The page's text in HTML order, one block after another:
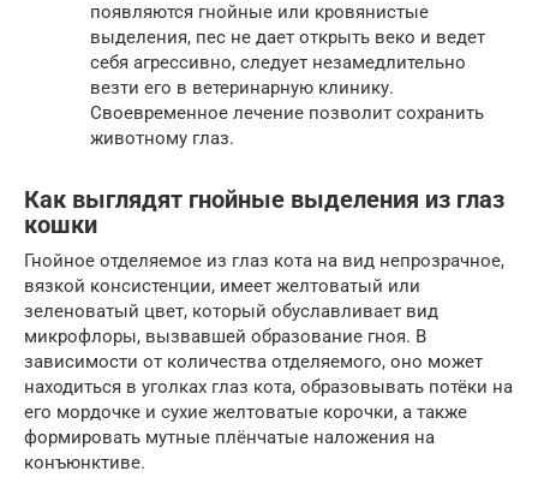
появляются гнойные или кровянистые
выделения, пес не дает открыть веко и ведет
себя агрессивно, следует незамедлительно
везти его в ветеринарную клинику.
Своевременное лечение позволит сохранить
животному глаз.
Как выглядят гнойные выделения из глаз
кошки
Гнойное отделяемое из глаз кота на вид непрозрачное,
вязкой консистенции, имеет желтоватый или
зеленоватый цвет, который обуславливает вид
микрофлоры, вызвавшей образование гноя. В
зависимости от количества отделяемого, оно может
находиться в уголках глаз кота, образовывать потёки на
его мордочке и сухие желтоватые корочки, а также
формировать мутные плёнчатые наложения на
конъюнктиве.